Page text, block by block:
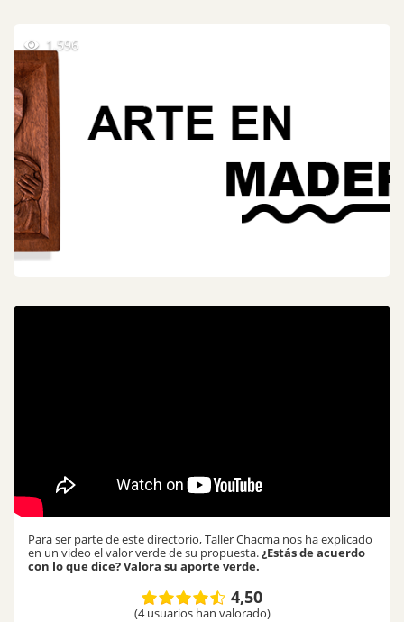
1.596
Para ser parte de este directorio, Taller Chacma nos ha explicado
en un video el valor verde de su propuesta.¿Estás de acuerdo
con lo que dice? Valora su aporte verde.
4,50
(4 usuarios han valorado)